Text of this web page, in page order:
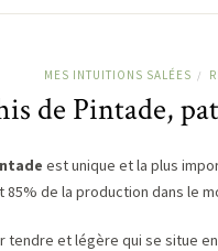
MES INTUITIONS SALÉES /
de Pintade,
est unique et la plus
de la production dans le
tendre et légère qui se situe